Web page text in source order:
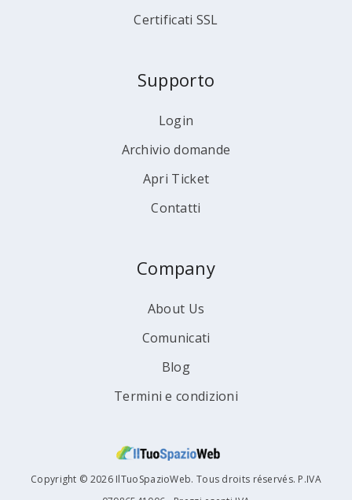
Certificati SSL
Supporto
Login
Archivio domande
Apri Ticket
Contatti
Company
About Us
Comunicati
Blog
Termini e condizioni
Copyright © 2026 IlTuoSpazioWeb. Tous droits réservés. P.IVA